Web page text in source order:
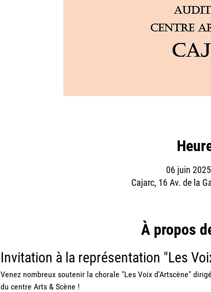
06 juin
Cajarc, 16 Av. de la
À propos
Invitation à la représentation "Les
Venez nombreux soutenir la chorale "Les Voix d'Artscène"
du centre Arts & Scène !